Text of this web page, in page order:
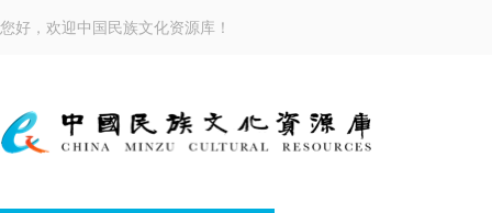
您好，欢迎中国民族文化资源库！